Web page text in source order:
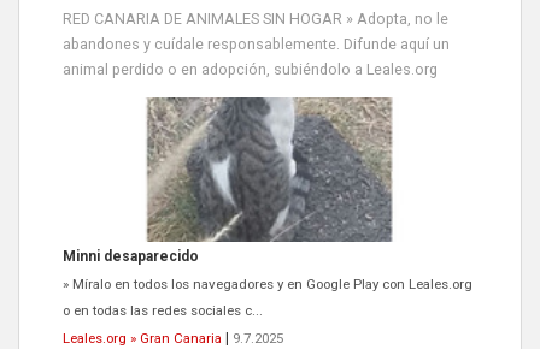
RED CANARIA DE ANIMALES SIN HOGAR » Adopta, no le
abandones y cuídale responsablemente. Difunde aquí un
animal perdido o en adopción, subiéndolo a Leales.org
Minni desaparecido
» Míralo en todos los navegadores y en Google Play con Leales.org
o en todas las redes sociales c...
Leales.org » Gran Canaria
9.7.2025